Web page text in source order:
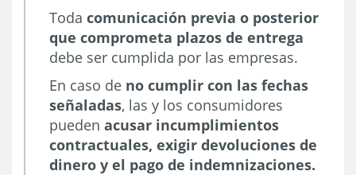
Toda comunicación previa o posterior
que comprometa plazos de entrega
debe ser cumplida por las empresas.
En caso de no cumplir con las fechas
señaladas, las y los consumidores
pueden acusar incumplimientos
contractuales, exigir devoluciones de
dinero y el pago de indemnizaciones.